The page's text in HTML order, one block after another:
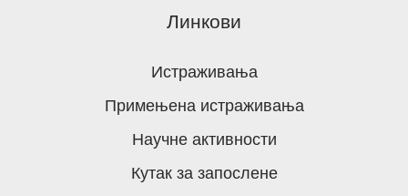
Линкови
Истраживања
Примењена истраживања
Научне активности
Кутак за запослене